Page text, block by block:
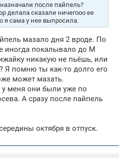
после пайпель?
делала сказали ничегооо ее
я сама у нее выпросила.
мазало дня 2 вроде. По
иногда покалывало до М
никакую не пьёшь, или
Я помню ты как-то долго его
может мазать.
меня они были уже по
А сразу после пайпель
октября в отпуск.